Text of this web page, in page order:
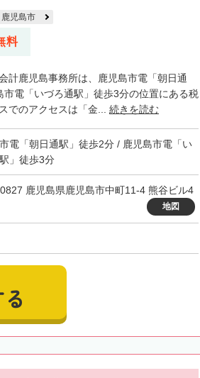
鹿児島市
料
計鹿児島事務所は、鹿児島市電「朝日通
市電「いづろ通駅」徒歩3分の位置にある税
でのアクセスは「金... 続きを読む
電「朝日通駅」徒歩2分 / 鹿児島市電「い
」徒歩3分
鹿児島県鹿児島市中町11-4 熊谷ビル4
地図